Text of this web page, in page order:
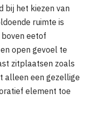
bij het kiezen van
ruimte is
eetof
open gevoel te
zitplaatsen zoals
alleen een gezellige
element toe